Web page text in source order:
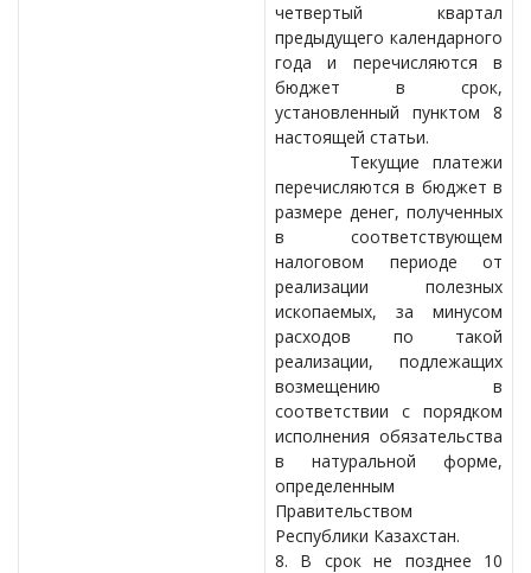
четвертый квартал
предыдущего календарного
года и перечисляются в
бюджет в срок,
установленный пунктом 8
настоящей статьи.
Текущие платежи
перечисляются в бюджет в
размере денег, полученных
в соответствующем
налоговом периоде от
реализации полезных
ископаемых, за минусом
расходов по такой
реализации, подлежащих
возмещению в
соответствии с порядком
исполнения обязательства
в натуральной форме,
определенным
Правительством
Республики Казахстан.
8. В срок не позднее 10